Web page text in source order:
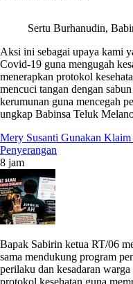
Sertu Burhanudin,
Aksi ini sebagai upaya kami
Covid-19 guna mengugah
menerapkan protokol
mencuci tangan dengan
kerumunan guna mencegah
ungkap Babinsa Teluk
Mery Susanti Gunakan
Penyerangan
8 jam
Bapak Sabirin ketua RT/06
sama mendukung program
perilaku dan kesadaran